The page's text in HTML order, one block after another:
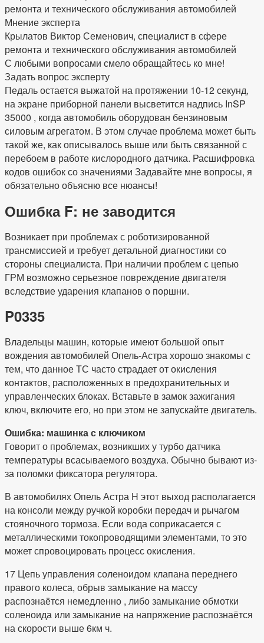
Мнение эксперта
Крылатов Виктор Семенович, специалист в сфере
ремонта и технического обслуживания автомобилей
С любыми вопросами смело обращайтесь ко мне!
Задать вопрос эксперту
Педаль остается выжатой на протяжении 10-12 секунд,
на экране приборной панели высветится надпись InSP
35000 , когда автомобиль оборудован бензиновым
силовым агрегатом. В этом случае проблема может быть
такой же, как описывалось выше или быть связанной с
перебоем в работе кислородного датчика. Расшифровка
кодов ошибок со значениями Задавайте мне вопросы, я
обязательно объясню все нюансы!
Ошибка F: не заводится
Возникает при проблемах с роботизированной
трансмиссией и требует детальной диагностики со
стороны специалиста. При наличии проблем с цепью
ГРМ возможно серьезное повреждение двигателя
вследствие ударения клапанов о поршни.
P0335
Владельцы машин, которые имеют большой опыт
вождения автомобилей Опель-Астра хорошо знакомы с
тем, что данное ТС часто страдает от окисления
контактов, расположенных в предохранительных и
управленческих блоках. Вставьте в замок зажигания
ключ, включите его, но при этом не запускайте двигатель.
Ошибка: машинка с ключиком
Говорит о проблемах, возникших у турбо датчика
температуры всасываемого воздуха. Обычно бывают из-
за поломки фиксатора регулятора.
В автомобилях Опель Астра H этот выход располагается
на консоли между ручкой коробки передач и рычагом
стояночного тормоза. Если вода соприкасается с
металлическими токопроводящими элементами, то это
может спровоцировать процесс окисления.
17 Цепь управления соленоидом клапана переднего
правого колеса, обрыв замыкание на массу
распознаётся немедленно , либо замыкание обмотки
соленоида или замыкание на напряжение распознаётся
на скорости выше 6км ч.